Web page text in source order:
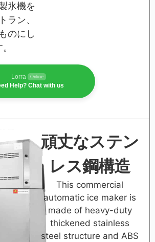
氷機を
ラン、
のにし
Lorra Online
Help? Chat with us
頑丈なステン
レス鋼構造
This commercial
automatic ice maker is
made of heavy-duty
thickened stainless
steel structure and ABS